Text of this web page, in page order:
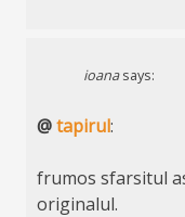
ioana says:
@tapirul:
frumos sfarsitul
originalul.